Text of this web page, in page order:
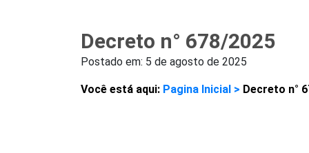
Decreto n° 678/2025
Postado em: 5 de agosto de 2025
Você está aqui: Pagina Inicial > Decreto n°